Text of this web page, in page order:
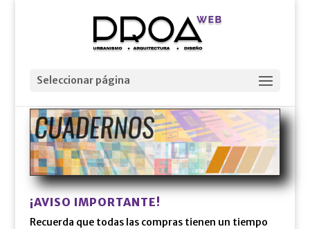
Seleccionar página
¡AVISO IMPORTANTE!
Recuerda que todas las compras tienen un tiempo